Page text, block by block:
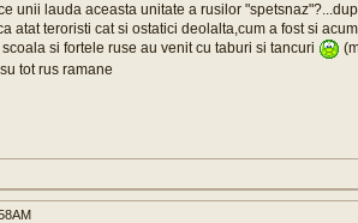
unii lauda aceasta unitate a rusilor
atat teroristi cat si ostatici deolalta,cum a fost si
si fortele ruse au venit cu taburi si tancuri
tot rus ramane